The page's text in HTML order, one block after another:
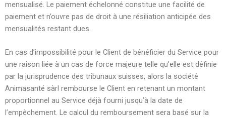
mensualisé. Le paiement échelonné constitue une facilité de
paiement et n’ouvre pas de droit à une résiliation anticipée des
mensualités restant dues.
En cas d’impossibilité pour le Client de bénéficier du Service pour
une raison liée à un cas de force majeure telle qu’elle est définie
par la jurisprudence des tribunaux suisses, alors la société
Animasanté sàrl rembourse le Client en retenant un montant
proportionnel au Service déjà fourni jusqu’à la date de
l’empêchement. Le calcul du remboursement sera basé sur la